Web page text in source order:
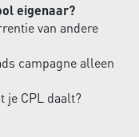
eigenaar?
van andere
campagne alleen
je CPL daalt?